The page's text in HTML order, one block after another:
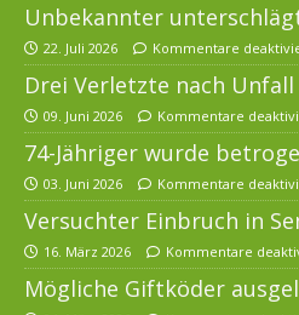
Unbekannter
22. Juli 2026 Kommentare
Drei Verletzte nach Unfall
09. Juni 2026 Kommentare
74-Jähriger wurde
03. Juni 2026 Kommentare
Versuchter Einbruch in
16. März 2026 Kommentare
Mögliche Giftköder